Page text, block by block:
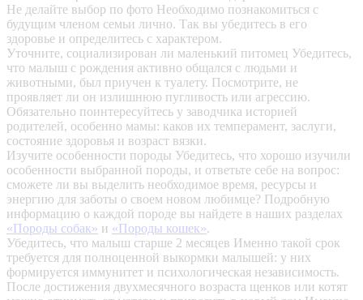
Не делайте выбор по фото Необходимо познакомиться с
будущим членом семьи лично. Так вы убедитесь в его
здоровье и определитесь с характером.
Уточните, социализирован ли маленький питомец Убедитесь,
что малыш с рождения активно общался с людьми и
животными, был приучен к туалету. Посмотрите, не
проявляет ли он излишнюю пугливость или агрессию.
Обязательно поинтересуйтесь у заводчика историей
родителей, особенно мамы: каков их темперамент, заслуги,
состояние здоровья и возраст вязки.
Изучите особенности породы Убедитесь, что хорошо изучили
особенности выбранной породы, и ответьте себе на вопрос:
сможете ли вы выделить необходимое время, ресурсы и
энергию для заботы о своем новом любимце? Подробную
информацию о каждой породе вы найдете в наших разделах
«Породы собак» и «Породы кошек».
Убедитесь, что малыш старше 2 месяцев Именно такой срок
требуется для полноценной выкормки малышей: у них
формируется иммунитет и психологическая независимость.
После достижения двухмесячного возраста щенков или котят